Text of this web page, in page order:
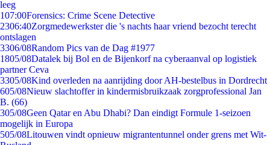
leeg
107:00Forensics: Crime Scene Detective
2306:40Zorgmedewerkster die 's nachts haar vriend bezocht terecht
ontslagen
3306/08Random Pics van de Dag #1977
1805/08Datalek bij Bol en de Bijenkorf na cyberaanval op logistiek
partner Ceva
3305/08Kind overleden na aanrijding door AH-bestelbus in Dordrecht
605/08Nieuw slachtoffer in kindermisbruikzaak zorgprofessional Jan
B. (66)
305/08Geen Qatar en Abu Dhabi? Dan eindigt Formule 1-seizoen
mogelijk in Europa
505/08Litouwen vindt opnieuw migrantentunnel onder grens met Wit-